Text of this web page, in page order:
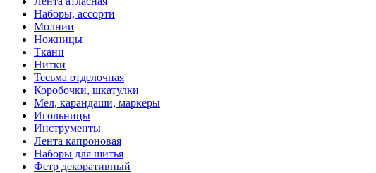
Наборы, ассорти
Молнии
Ножницы
Ткани
Нитки
Тесьма отделочная
Коробочки, шкатулки
Мел, карандаши, маркеры
Игольницы
Инструменты
Лента капроновая
Наборы для шитья
Фетр декоративный